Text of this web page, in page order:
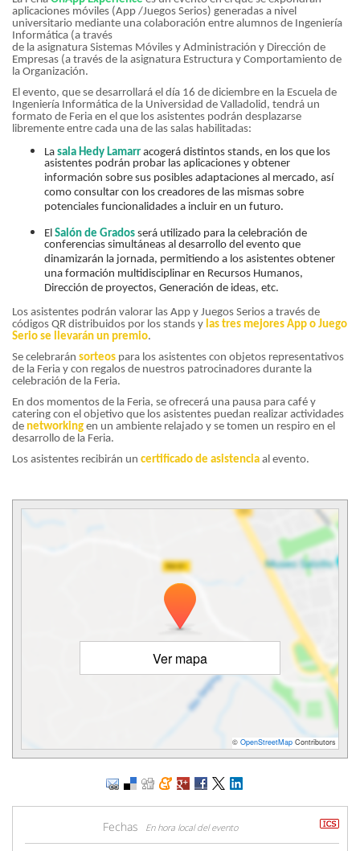
aplicaciones móviles (App /Juegos Serios) generadas a nivel
universitario mediante una colaboración entre alumnos de Ingeniería
Informática (a través
de la asignatura Sistemas Móviles y Administración y Dirección de
Empresas (a través de la asignatura Estructura y Comportamiento de
la Organización.
El evento, que se desarrollará el día 16 de diciembre en la Escuela de
Ingeniería Informática de la Universidad de Valladolid, tendrá un
formato de Feria en el que los asistentes podrán desplazarse
libremente entre cada una de las salas habilitadas:
La sala Hedy Lamarr acogerá distintos stands, en los que los
asistentes podrán probar las aplicaciones y obtener
información sobre sus posibles adaptaciones al mercado, así
como consultar con los creadores de las mismas sobre
potenciales funcionalidades a incluir en un futuro.
El Salón de Grados será utilizado para la celebración de
conferencias simultáneas al desarrollo del evento que
dinamizarán la jornada, permitiendo a los asistentes obtener
una formación multidisciplinar en Recursos Humanos,
Dirección de proyectos, Generación de ideas, etc.
Los asistentes podrán valorar las App y Juegos Serios a través de
códigos QR distribuidos por los stands y las tres mejores App o Juego
Serio se llevarán un premio.
Se celebrarán sorteos para los asistentes con objetos representativos
de la Feria y con regalos de nuestros patrocinadores durante la
celebración de la Feria.
En dos momentos de la Feria, se ofrecerá una pausa para café y
catering con el objetivo que los asistentes puedan realizar actividades
de networking en un ambiente relajado y se tomen un respiro en el
desarrollo de la Feria.
Los asistentes recibirán un certificado de asistencia al evento.
Ver mapa
© OpenStreetMap Contributors
Fechas En hora local del evento